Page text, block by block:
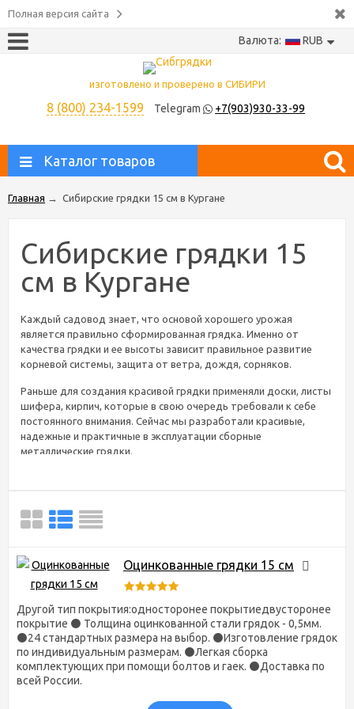
Полная версия сайта
Валюта: RUB
изготовлено и проверено в СИБИРИ
8 (800) 234-1599 Telegram +7(903)930-33-99
Каталог товаров
Главная → Сибирские грядки 15 см в Кургане
Сибирские грядки 15
см в Кургане
Каждый садовод знает, что основой хорошего урожая
является правильно сформированная грядка. Именно от
качества грядки и ее высоты зависит правильное развитие
корневой системы, защита от ветра, дождя, сорняков.
Раньше для создания красивой грядки применяли доски, листы
шифера, кирпич, которые в свою очередь требовали к себе
постоянного внимания. Сейчас мы разработали красивые,
надежные и практичные в эксплуатации сборные
металлические грядки.
из металла – особенности
конструкции
Само ограждение грядки имеет прямоугольную или
квадратную форму, состоящую из четырех стенок,
соединенных угловыми ножками толщиной 1 мм и болтовым
соединением (мы не используем саморезы, которые менее
надежны). В зависимости от назначения, высота стенок
подразделяется на:
Стандартные грядки – высотой 15см;
Усиленные грядки - высотой 17,5см;
Оцинкованные грядки 15 см
Другой тип покрытия:односторонее покрытиедвусторонее
покрытие ⚫ Толщина оцинкованной стали грядок - 0,5мм.
⚫24 стандартных размера на выбор. ⚫Изготовление грядок
по индивидуальным размерам. ⚫Легкая сборка
комплектующих при помощи болтов и гаек. ⚫Доставка по
всей России.